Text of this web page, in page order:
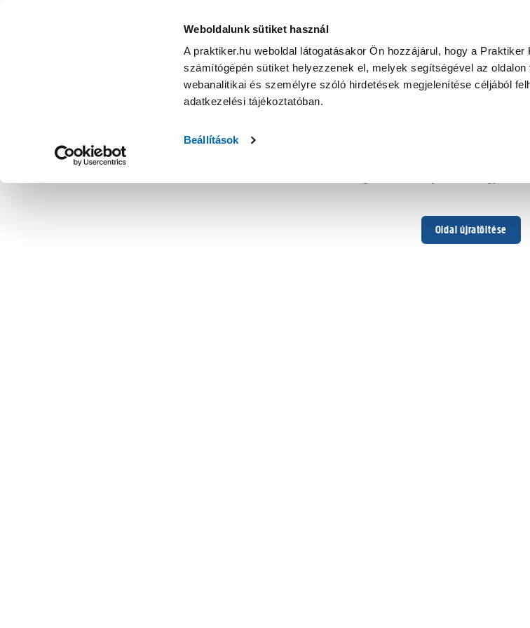
Weboldalunk sütiket használ
A praktiker.hu weboldal látogatásakor Ön hozzájárul, hogy a
számítógépén sütiket helyezzenek el, melyek segítségével az oldalon
webanalitikai és személyre szóló hirdetések megjelenítése céljából
adatkezelési tájékoztatóban.
Beállítások
Oldal újratöltése